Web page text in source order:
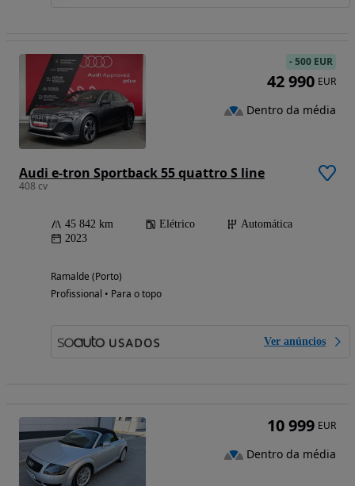
Audi e-tron Sportback 55 quattro S line
408 cv
45 842 km Elétrico
Automática
2023
Ramalde (Porto)
Profissional • Para o topo
Ver anúncios
-500 EUR
42 990 EUR
Dentro da média
10 999 EUR
Dentro da média